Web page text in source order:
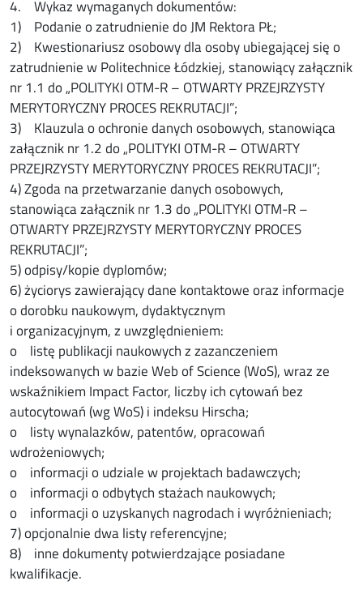
4. Wykaz wymaganych dokumentów:
1) Podanie o zatrudnienie do JM Rektora PŁ;
2) Kwestionariusz osobowy dla osoby ubiegającej się o
zatrudnienie w Politechnice Łódzkiej, stanowiący załącznik
nr 1.1 do „POLITYKI OTM-R – OTWARTY PRZEJRZYSTY
MERYTORYCZNY PROCES REKRUTACJI”;
3) Klauzula o ochronie danych osobowych, stanowiąca
załącznik nr 1.2 do „POLITYKI OTM-R – OTWARTY
PRZEJRZYSTY MERYTORYCZNY PROCES REKRUTACJI”;
4) Zgoda na przetwarzanie danych osobowych,
stanowiąca załącznik nr 1.3 do „POLITYKI OTM-R –
OTWARTY PRZEJRZYSTY MERYTORYCZNY PROCES
REKRUTACJI”;
5) odpisy/kopie dyplomów;
6) życiorys zawierający dane kontaktowe oraz informacje
o dorobku naukowym, dydaktycznym
i organizacyjnym, z uwzględnieniem:
o listę publikacji naukowych z zazanczeniem
indeksowanych w bazie Web of Science (WoS), wraz ze
wskaźnikiem Impact Factor, liczby ich cytowań bez
autocytowań (wg WoS) i indeksu Hirscha;
o listy wynalazków, patentów, opracowań
wdrożeniowych;
o informacji o udziale w projektach badawczych;
o informacji o odbytych stażach naukowych;
o informacji o uzyskanych nagrodach i wyróżnieniach;
7) opcjonalnie dwa listy referencyjne;
8) inne dokumenty potwierdzające posiadane
kwalifikacje.